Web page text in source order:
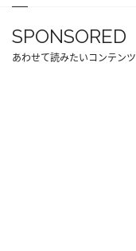
SPONSORED
あわせて読みたいコンテンツ